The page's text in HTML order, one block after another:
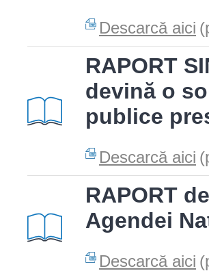
Descarcă aici
RAPORT
devină o
publice
Descarcă aici
RAPORT
Agendei
Descarcă aici